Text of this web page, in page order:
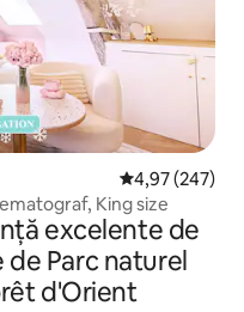
Scor mediu de
4,97 (247)
King size
excelente de
Parc naturel
d'Orient